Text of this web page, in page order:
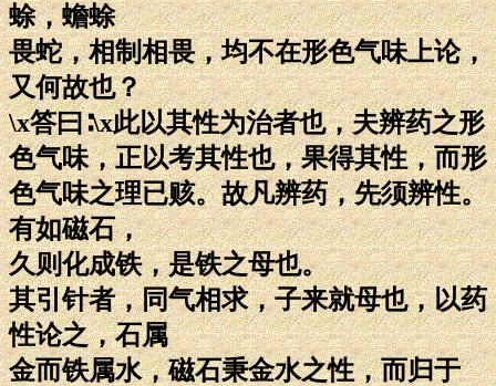
蜍，蟾蜍
畏蛇，相制相畏，均不在形色气味上论，
又何故也？
\x答曰∶\x此以其性为治者也，夫辨药之形
色气味，正以考其性也，果得其性，而形
色气味之理已赅。故凡辨药，先须辨性。
有如磁石，
久则化成铁，是铁之母也。
其引针者，同气相求，子来就母也，以药
性论之，石属
金而铁属水，磁石秉金水之性，而归于